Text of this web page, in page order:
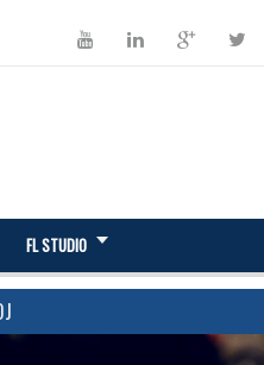
FL STUDIO